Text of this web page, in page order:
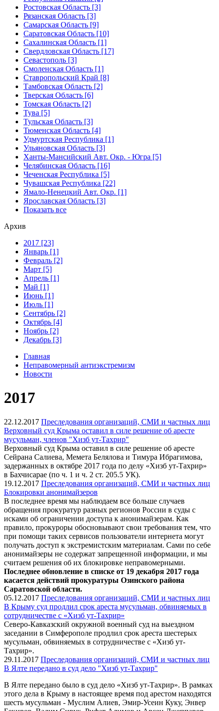
Ростовская Область [3]
Рязанская Область [3]
Самарская Область [9]
Саратовская Область [10]
Сахалинская Область [1]
Свердловская Область [17]
Севастополь [3]
Смоленская Область [1]
Ставропольский Край [8]
Тамбовская Область [2]
Тверская Область [6]
Томская Область [2]
Тува [5]
Тульская Область [3]
Тюменская Область [4]
Удмуртская Республика [1]
Ульяновская Область [3]
Ханты-Мансийский Авт. Окр. - Югра [5]
Челябинская Область [16]
Чеченская Республика [5]
Чувашская Республика [22]
Ямало-Ненецкий Авт. Окр. [1]
Ярославская Область [3]
Показать все
Архив
2017 [23]
Январь [1]
Февраль [2]
Март [5]
Апрель [1]
Май [1]
Июнь [1]
Июль [1]
Сентябрь [2]
Октябрь [4]
Ноябрь [2]
Декабрь [3]
Главная
Неправомерный антиэкстремизм
Новости
2017
22.12.2017 Преследования организаций, СМИ и частных лиц
Верховный суд Крыма оставил в силе решение об аресте
мусульман, членов "Хизб ут-Тахрир"
Верховный суд Крыма оставил в силе решение об аресте
Сейрана Салиева, Мемета Белялова и Тимура Ибрагимова,
задержанных в октябре 2017 года по делу «Хизб ут-Тахрир»
в Бахчисарае (по ч. 1 и ч. 2 ст. 205.5 УК).
19.12.2017 Преследования организаций, СМИ и частных лиц
Блокировки анонимайзеров
В последнее время мы наблюдаем все больше случаев
обращения прокуратур разных регионов России в суды с
исками об ограничении доступа к анонимайзерам. Как
правило, прокуроры обосновывают свои требования тем, что
при помощи таких сервисов пользователи интернета могут
получать доступ к экстремистским материалам. Сами по себе
анонимайзеры не содержат запрещенной информации, и мы
считаем решения об их блокировке неправомерными.
Последнее обновление в списке от 19 декабря 2017 года
касается действий прокуратуры Озинского района
Саратовской области.
05.12.2017 Преследования организаций, СМИ и частных лиц
В Крыму суд продлил срок ареста мусульман, обвиняемых в
сотрудничестве с «Хизб ут-Тахрир»
Северо-Кавказский окружной военный суд на выездном
заседании в Симферополе продлил срок ареста шестерых
мусульман, обвиняемых в сотрудничестве с «Хизб ут-
Тахрир».
29.11.2017 Преследования организаций, СМИ и частных лиц
В Ялте передано в суд дело "Хизб ут-Тахрир"
В Ялте передано было в суд дело «Хизб ут-Тахрир». В рамках
этого дела в Крыму в настоящее время под арестом находятся
шесть мусульман - Муслим Алиев, Эмир-Усеин Куку, Энвер